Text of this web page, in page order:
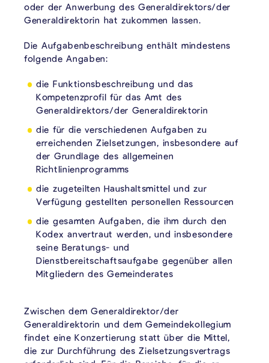
oder der Anwerbung des Generaldirektors/der
Generaldirektorin hat zukommen lassen.
Die Aufgabenbeschreibung enthält mindestens
folgende Angaben:
die Funktionsbeschreibung und das
Kompetenzprofil für das Amt des
Generaldirektors/der Generaldirektorin
die für die verschiedenen Aufgaben zu
erreichenden Zielsetzungen, insbesondere auf
der Grundlage des allgemeinen
Richtlinienprogramms
die zugeteilten Haushaltsmittel und zur
Verfügung gestellten personellen Ressourcen
die gesamten Aufgaben, die ihm durch den
Kodex anvertraut werden, und insbesondere
seine Beratungs- und
Dienstbereitschaftsaufgabe gegenüber allen
Mitgliedern des Gemeinderates
Zwischen dem Generaldirektor/der
Generaldirektorin und dem Gemeindekollegium
findet eine Konzertierung statt über die Mittel,
die zur Durchführung des Zielsetzungsvertrags